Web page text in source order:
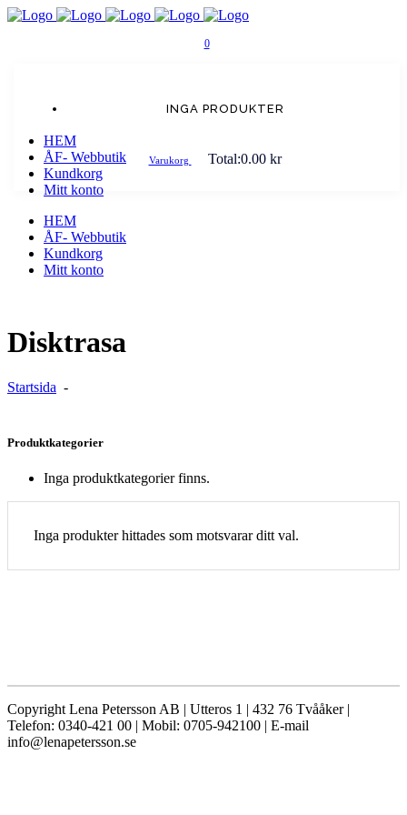
0
INGA PRODUKTER
Varukorg Total:0.00 kr
HEM
ÅF- Webbutik
Kundkorg
Mitt konto
HEM
ÅF- Webbutik
Kundkorg
Mitt konto
Disktrasa
Startsida -
Produktkategorier
Inga produktkategorier finns.
Inga produkter hittades som motsvarar ditt val.
Copyright Lena Petersson AB | Utteros 1 | 432 76 Tvååker |
Telefon: 0340-421 00 | Mobil: 0705-942100 | E-mail
info@lenapetersson.se